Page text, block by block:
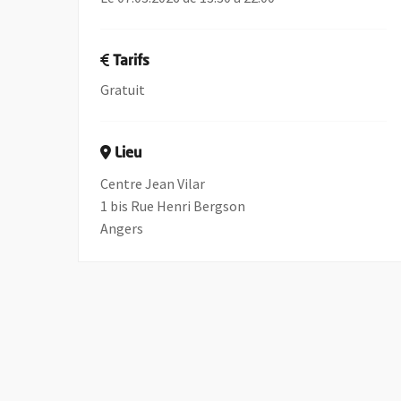
Tarifs
Gratuit
Lieu
Centre Jean Vilar
1 bis Rue Henri Bergson
Angers